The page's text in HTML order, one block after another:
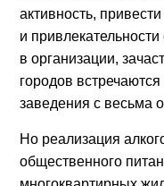
активность,
и
в организации,
городов
заведения с весьма
Но реализация
общественного